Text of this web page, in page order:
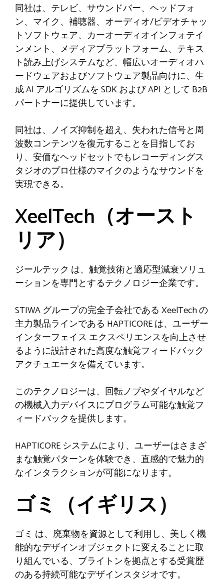
同社は、テレビ、サウンドバー、ヘッドフォ
ン、マイク、補聴器、オーディオ/ビデオチャッ
トソフトウェア、カーオーディオインフォテイ
ンメント、メディアプラットフォーム、テキス
ト読み上げシステムなど、幅広いオーディオハ
ードウェアおよびソフトウェア製品向けに、生
成 AI アルゴリズムを SDK および API として B2B
パートナーに提供しています。
同社は、ノイズ抑制を超え、失われた信号と周
波数コンテンツを復元することを目指してお
り、安価なヘッドセットでもレコーディングス
タジオのプロ仕様のマイクのようなサウンドを
実現できる。
XeelTech（オースト
リア）
ジールテック は、触覚技術と適応型減衰ソリュ
ーションを専門とするテクノロジー企業です。
STIWA グループの完全子会社である XeelTech の
主力製品ラインである HAPTICORE は、ユーザー
インターフェイス エクスペリエンスを向上させ
るように設計された高度な触覚フィードバック
アクチュエータを備えています。
このテクノロジーは、回転ノブやダイヤルなど
の機械入力デバイスにプログラム可能な触覚フ
ィードバックを提供します。
HAPTICORE システムにより、ユーザーはさまざ
まな触覚パターンを体験でき、直感的で魅力的
なインタラクションが可能になります。
ゴミ（イギリス）
ゴミ は、廃棄物を資源として利用し、美しく機
能的なデザインオブジェクトに変えることに取
り組んでいる、ブライトンを拠点とする受賞歴
のある持続可能なデザインスタジオです。